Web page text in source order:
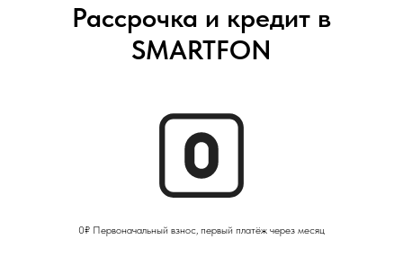
Рассрочка и кредит в
SMARTFON
0₽ Первоначальный взнос, первый платёж через месяц